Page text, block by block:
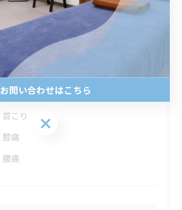
カテゴリー Categories
全てのカテゴリー
自律神経
肩こり
首こり
膝痛
腰痛
お問い合わせはこちら
お問い合わせはこちら